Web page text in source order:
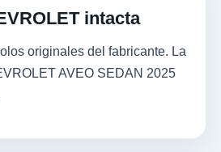
intacta
originales del fabricante. La
AVEO SEDAN 2025